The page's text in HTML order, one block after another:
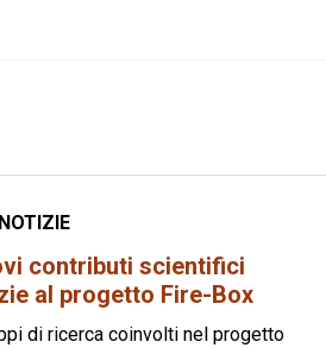
NOTIZIE
contributi scientifici
al progetto Fire-Box
di ricerca coinvolti nel progetto